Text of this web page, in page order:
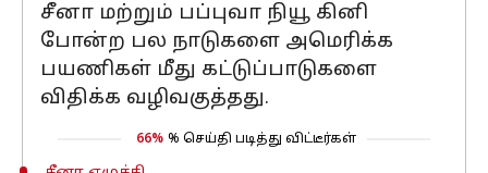
சீனா மற்றும் பப்புவா நியூ கினி
போன்ற பல நாடுகளை அமெரிக்க
பயணிகள் மீது கட்டுப்பாடுகளை
விதிக்க வழிவகுத்தது.
66% % செய்தி படித்து விட்டீர்கள்